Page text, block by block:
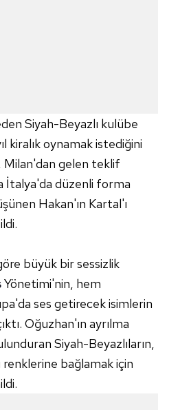
Siyah-Beyazlı kulübe
kiralık oynamak istediğini
Milan'dan gelen teklif
İtalya'da düzenli forma
Hakan'ın Kartal'ı
büyük bir sessizlik
Yönetimi'nin, hem
ses getirecek isimlerin
Oğuzhan'ın ayrılma
Siyah-Beyazlıların,
renklerine bağlamak için